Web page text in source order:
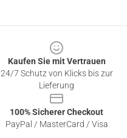
Kaufen Sie mit Vertrauen
24/7 Schutz von Klicks bis zur
Lieferung
100% Sicherer Checkout
PayPal / MasterCard / Visa